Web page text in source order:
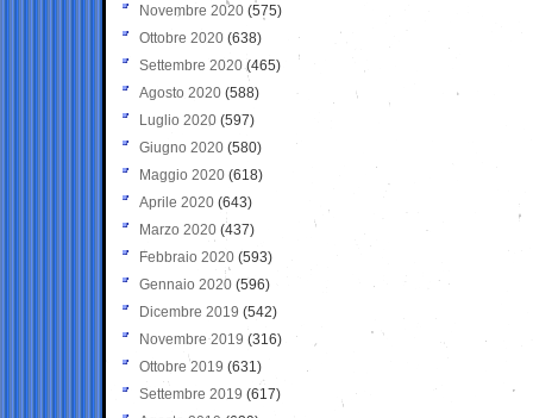
Novembre 2020 (575)
Ottobre 2020 (638)
Settembre 2020(465)
Agosto 2020 (588)
Luglio 2020 (597)
Giugno 2020 (580)
Maggio 2020 (618)
Aprile 2020 (643)
Marzo 2020 (437)
Febbraio 2020 (593)
Gennaio 2020 (596)
Dicembre 2019 (542)
Novembre 2019 (316)
Ottobre 2019 (631)
Settembre 2019 (617)